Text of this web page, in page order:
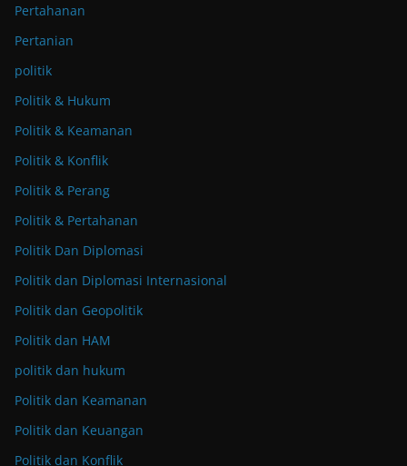
Pertahanan
Pertanian
politik
Politik & Hukum
Politik & Keamanan
Politik & Konflik
Politik & Perang
Politik & Pertahanan
Politik Dan Diplomasi
Politik dan Diplomasi Internasional
Politik dan Geopolitik
Politik dan HAM
politik dan hukum
Politik dan Keamanan
Politik dan Keuangan
Politik dan Konflik